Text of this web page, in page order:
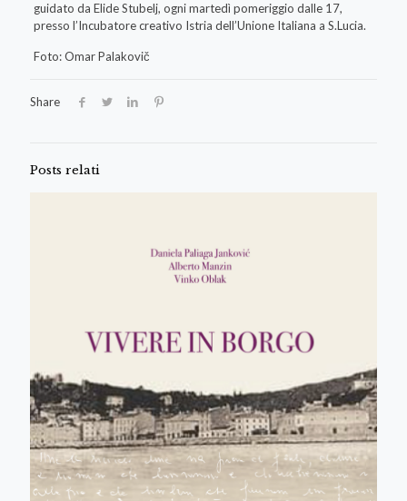
guidato da Elide Stubelj, ogni martedì pomeriggio dalle 17,
presso l’Incubatore creativo Istria dell’Unione Italiana a S.Lucia.
Foto: Omar Palakovič
Share
Posts relati